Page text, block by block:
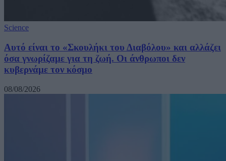
Science
Αυτό είναι το «Σκουλήκι του Διαβόλου» και αλλάζει
όσα γνωρίζαμε για τη ζωή. Οι άνθρωποι δεν
κυβερνάμε τον κόσμο
08/08/2026